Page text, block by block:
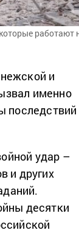
работают
и
именно
последствий
удар –
и других
десятки